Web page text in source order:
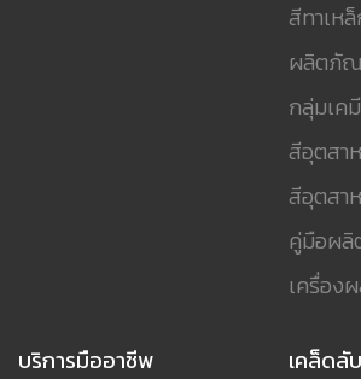
สีทาเห
ผลิตภัณ
กลุ่มเค
สีอุตสา
สีอุตสา
คู่มือผลิ
เครื่อง
บริการมืออาชีพ
เคล็ดลั